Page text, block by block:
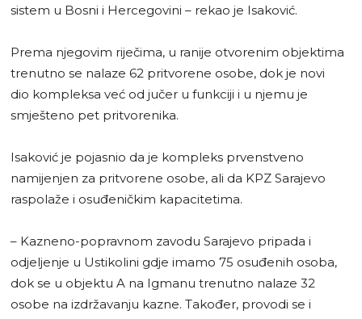
sistem u Bosni i Hercegovini – rekao je Isaković.
Prema njegovim riječima, u ranije otvorenim objektima
trenutno se nalaze 62 pritvorene osobe, dok je novi
dio kompleksa već od jučer u funkciji i u njemu je
smješteno pet pritvorenika.
Isaković je pojasnio da je kompleks prvenstveno
namijenjen za pritvorene osobe, ali da KPZ Sarajevo
raspolaže i osuđeničkim kapacitetima.
– Kazneno-popravnom zavodu Sarajevo pripada i
odjeljenje u Ustikolini gdje imamo 75 osuđenih osoba,
dok se u objektu A na Igmanu trenutno nalaze 32
osobe na izdržavanju kazne. Također, provodi se i